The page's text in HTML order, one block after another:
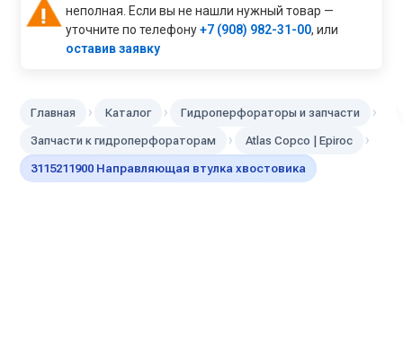
неполная. Если вы не нашли нужный товар —
уточните по телефону+7 (908) 982-31-00, или
оставив заявку
Главная › Каталог › Гидроперфораторы и запчасти ›
Запчасти к гидроперфораторам › Atlas Copco | Epiroc ›
3115211900 Направляющая втулка хвостовика